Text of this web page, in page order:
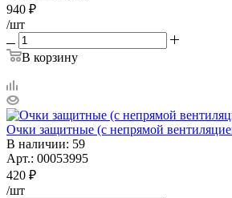
940 ₽
/шт
В корзину
Очки защитные (с непрямой
В наличии: 59
Арт.: 00053995
420 ₽
/шт